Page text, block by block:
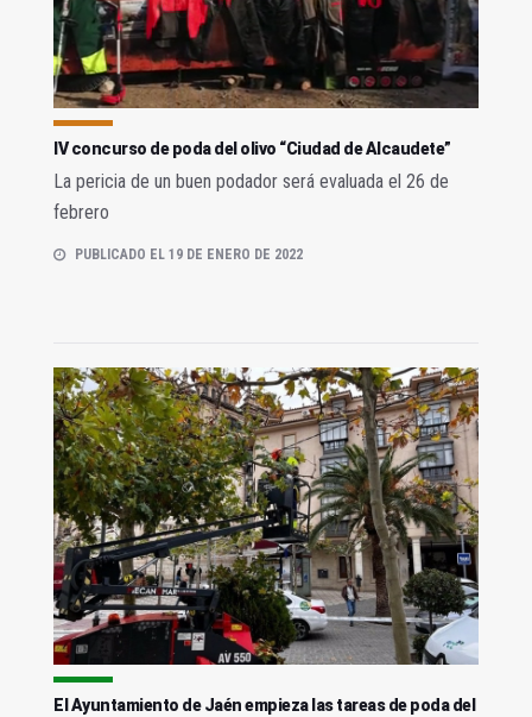
IV concurso de poda del olivo “Ciudad de Alcaudete”
La pericia de un buen podador será evaluada el 26 de
febrero
PUBLICADO EL 19 DE ENERO DE 2022
El Ayuntamiento de Jaén empieza las tareas de poda del